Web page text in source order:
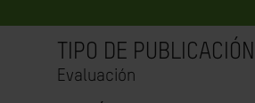
TIPO DE PUBLICACIÓN
Evaluación